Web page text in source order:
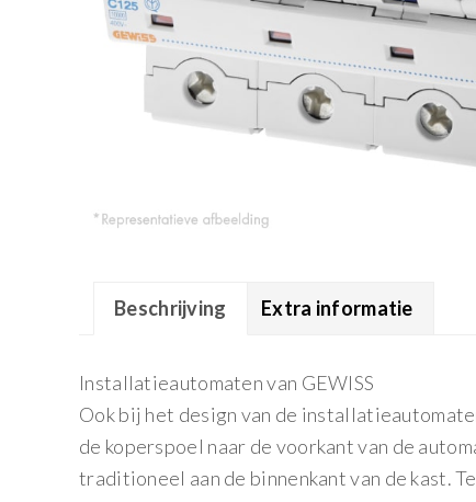
Beschrijving Extra informatie
Installatieautomaten van GEWISS
Ook bij het design van de
de koperspoel naar de voorkant van de
traditioneel aan de binnenkant van de kast.